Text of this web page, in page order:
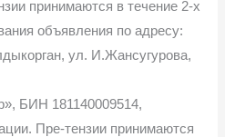
принимаются в течение 2-х
объявления по адресу:
ул. И.Жансугурова,
БИН 181140009514,
Пре-тензии принимаются